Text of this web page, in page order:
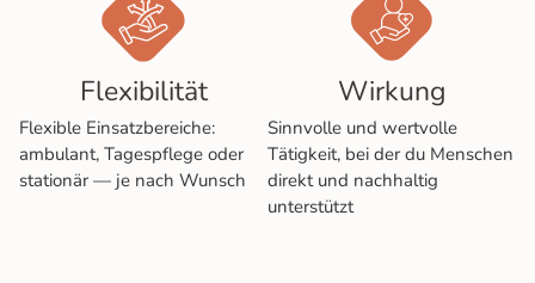
Flexi­bi­li­tät
Flexible Einsatzbereiche:
ambulant, Tagespflege oder
stationär — je nach Wunsch
Wirkung
Sinnvolle und wertvolle
Tätigkeit, bei der du Menschen
direkt und nachhaltig
unterstützt